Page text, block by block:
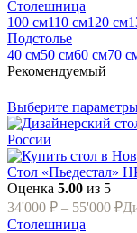
Cтолешница
100 см110 см120 cм
Подстолье
40 см50 см60 см70
Рекомендуемый
Выберите
Стол «Пьедестал»
Оценка 5.00 из 5
34'000 ₽ – 55'000 ₽
Cтолешница